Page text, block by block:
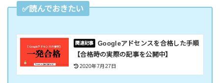
✅読んでおきたい
Googleアドセンスを合格した手順
【合格時の実際の記事を公開中】
2020年7月27日